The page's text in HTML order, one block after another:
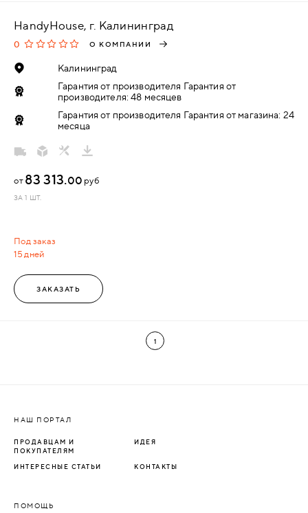
HandyHouse, г. Калининград
0 О КОМПАНИИ
Калининград
Гарантия от производителя Гарантия от
производителя: 48 месяцев
Гарантия от производителя Гарантия от магазина: 24
месяца
Под заказ
15 дней
от83 313.00 руб
ЗА 1 ШТ.
ЗАКАЗАТЬ
1
НАШ ПОРТАЛ
ПРОДАВЦАМ И
ПОКУПАТЕЛЯМ
ИДЕЯ
ИНТЕРЕСНЫЕ СТАТЬИ КОНТАКТЫ
ПОМОЩЬ